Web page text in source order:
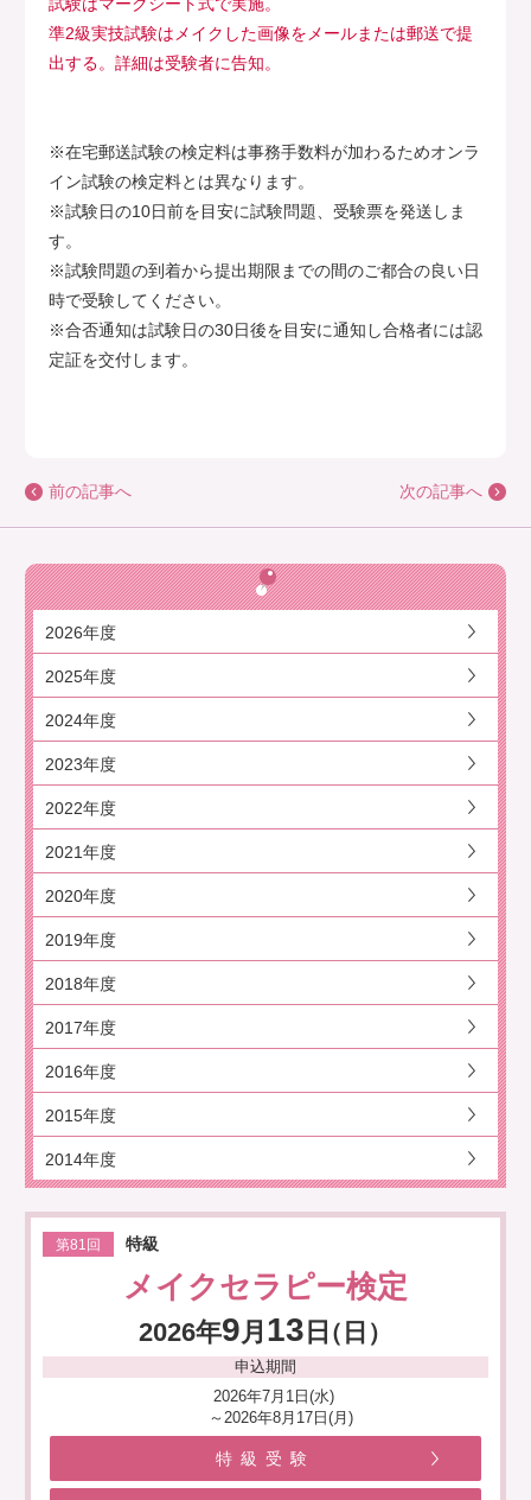
試験はマークシート式で実施。
準2級実技試験はメイクした画像をメールまたは郵送で提
出する。詳細は受験者に告知。
※在宅郵送試験の検定料は事務手数料が加わるためオンラ
イン試験の検定料とは異なります。
※試験日の10日前を目安に試験問題、受験票を発送しま
す。
※試験問題の到着から提出期限までの間のご都合の良い日
時で受験してください。
※合否通知は試験日の30日後を目安に通知し合格者には認
定証を交付します。
前の記事へ 次の記事へ
2026年度
2025年度
2024年度
2023年度
2022年度
2021年度
2020年度
2019年度
2018年度
2017年度
2016年度
2015年度
2014年度
第81回 特級
メイクセラピー検定
2026年9月 13 日（日）
申込期間
2026年7月1日(水)
～2026年8月17日(月)
特級受験